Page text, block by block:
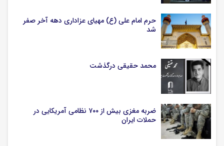
حرم امام علی (ع) مهیای عزاداری دهه آخر صفر
شد
محمد حقیقی درگذشت
ضربه مغزی بیش از ۷۰۰ نظامی آمریکایی در
حملات ایران